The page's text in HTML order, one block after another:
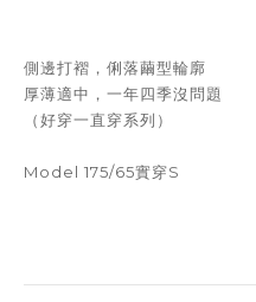
側邊打褶，俐落繭型輪廓
厚薄適中，一年四季沒問題
（好穿一直穿系列）
Model 175/65實穿S